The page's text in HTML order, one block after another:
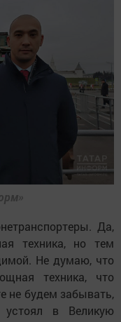
Да,
техника, но тем
Не думаю, что
техника, что
не будем забывать,
в Великую